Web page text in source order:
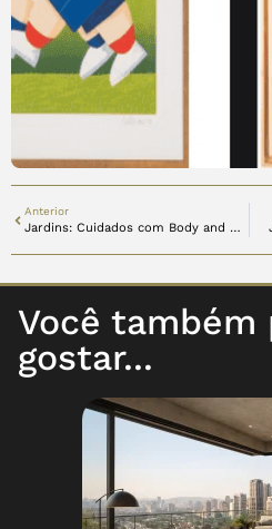
Anterior
Jardins: Cuidados com Body and Soul
Você também
gostar...